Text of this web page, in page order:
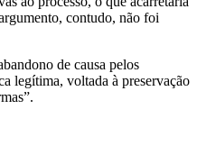
contudo, não foi
de causa pelos
legítima, voltada à preservação